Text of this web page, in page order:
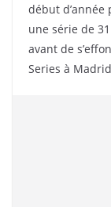
début d’année
une série de
avant de
Series à